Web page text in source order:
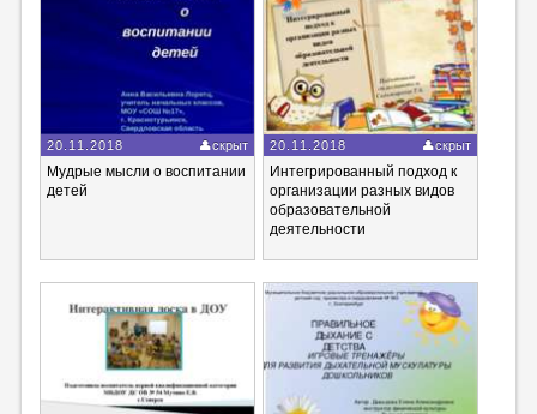
20.11.2018 скрыт
Мудрые мысли о воспитании
детей
20.11.2018 скрыт
Интегрированный подход к
организации разных видов
образовательной
деятельности